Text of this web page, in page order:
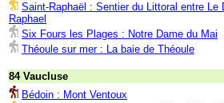
Saint-Raphaël : Sentier du Littoral entre Le
Raphael
Six Fours les Plages : Notre Dame du Mai
Théoule sur mer : La baie de Théoule
84 Vaucluse
Bédoin : Mont Ventoux